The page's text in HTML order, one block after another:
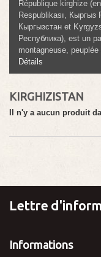
République kirghize
Respublikası,
Кыргызстан et
Республика), est un
montagneuse,
Détails
KIRGHIZISTAN
Il n'y a aucun produit
Lettre
Informations